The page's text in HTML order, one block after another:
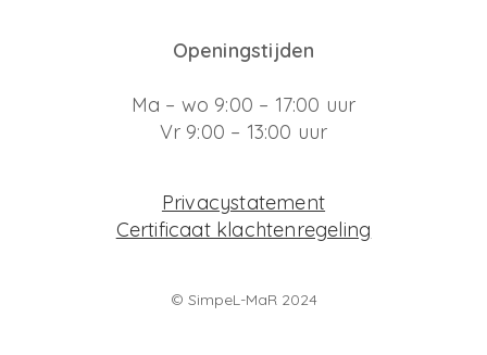
Openingstijden
Ma – wo 9:00 – 17:00 uur
Vr 9:00 – 13:00 uur
Privacystatement
Certificaat klachtenregeling
© SimpeL-MaR 2024